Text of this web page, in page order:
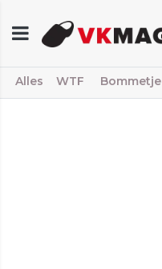
Alles WTF Bommetje